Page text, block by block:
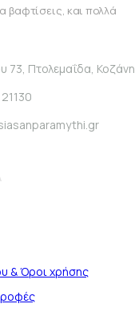
βαφτίσεις, και πολλά
73, Πτολεμαΐδα, Κοζάνη
& Όροι χρήσης